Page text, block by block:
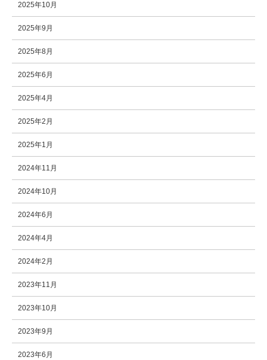
2025年10月
2025年9月
2025年8月
2025年6月
2025年4月
2025年2月
2025年1月
2024年11月
2024年10月
2024年6月
2024年4月
2024年2月
2023年11月
2023年10月
2023年9月
2023年6月